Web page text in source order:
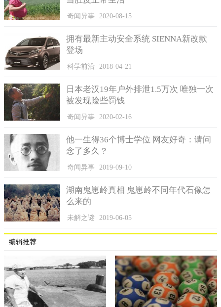
奇闻异事 2020-08-15
拥有最新主动安全系统 SIENNA新改款
登场
科学前沿 2018-04-21
日本老汉19年户外排泄1.5万次 唯独一次
被发现险些罚钱
奇闻异事 2020-02-16
他一生得36个博士学位 网友好奇：请问
念了多久？
奇闻异事 2019-09-10
湖南鬼崽岭真相 鬼崽岭不同年代石像怎
么来的
未解之谜 2019-06-05
编辑推荐